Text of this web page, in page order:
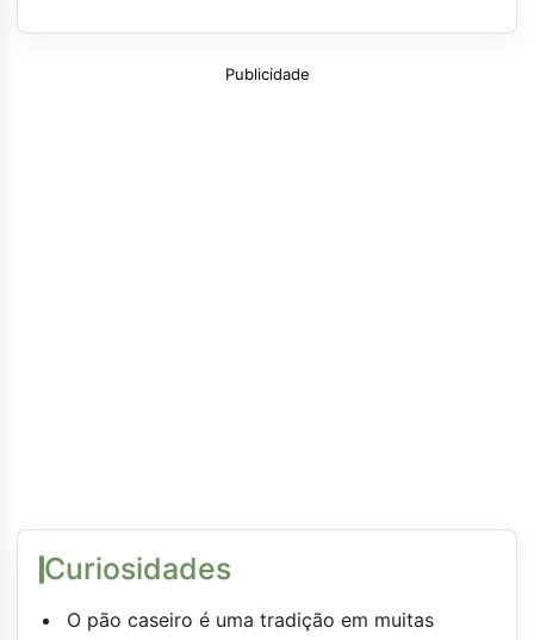
Publicidade
Curiosidades
O pão caseiro é uma tradição em muitas